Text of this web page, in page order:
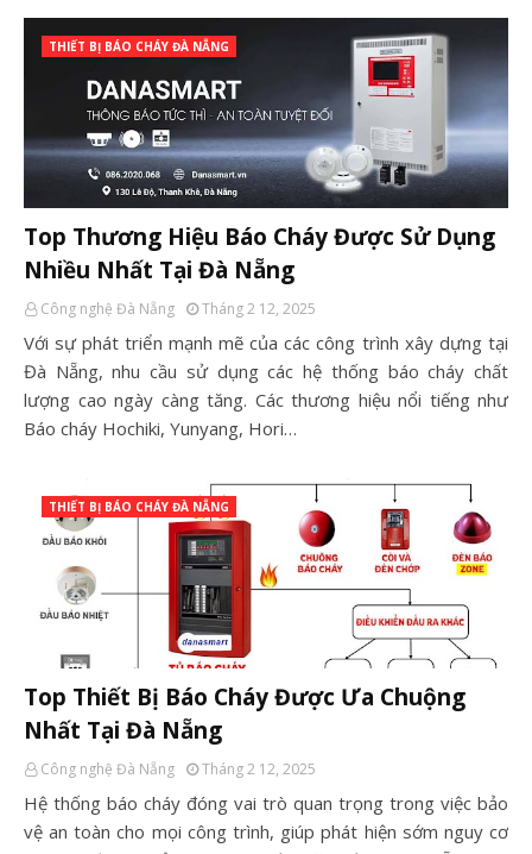
THIẾT BỊ BÁO CHÁY ĐÀ NẴNG
Top Thương Hiệu Báo Cháy Được Sử Dụng
Nhiều Nhất Tại Đà Nẵng
Công nghệ Đà Nẵng Tháng 2 12, 2025
Với sự phát triển mạnh mẽ của các công trình xây dựng tại
Đà Nẵng, nhu cầu sử dụng các hệ thống báo cháy chất
lượng cao ngày càng tăng. Các thương hiệu nổi tiếng như
Báo cháy Hochiki, Yunyang, Hori…
THIẾT BỊ BÁO CHÁY ĐÀ NẴNG
Top Thiết Bị Báo Cháy Được Ưa Chuộng
Nhất Tại Đà Nẵng
Công nghệ Đà Nẵng Tháng 2 12, 2025
Hệ thống báo cháy đóng vai trò quan trọng trong việc bảo
vệ an toàn cho mọi công trình, giúp phát hiện sớm nguy cơ